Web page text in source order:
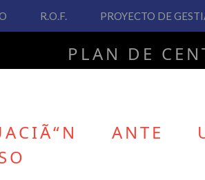
R.O.F. PROYECTO DE
PLAN DE
ANTE